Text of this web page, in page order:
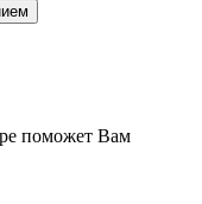
поможет Вам